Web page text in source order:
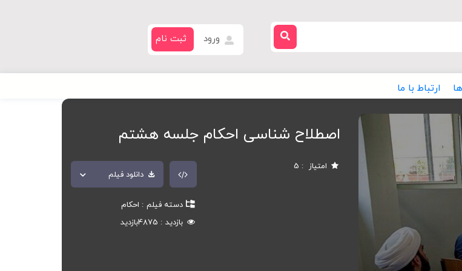
ورود ثبت نام
ارتباط با ما
اصطلاح شناسی احکام جلسه هشتم
امتیاز 5
دانلود فیلم
دسته فیلم
احکام
بازدید
4875بازدید